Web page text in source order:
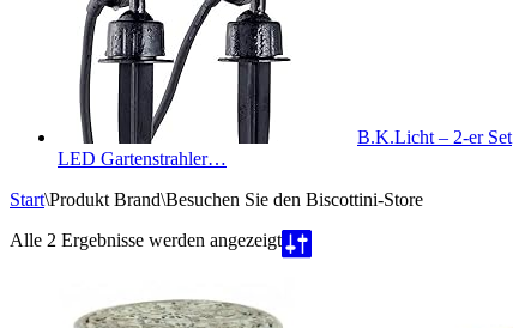
B.K.Licht – 2-er Set
LED Gartenstrahler…
Start\Produkt Brand\Besuchen Sie den Biscottini-Store
Alle 2 Ergebnisse werden angezeigtNach
Beliebtheit